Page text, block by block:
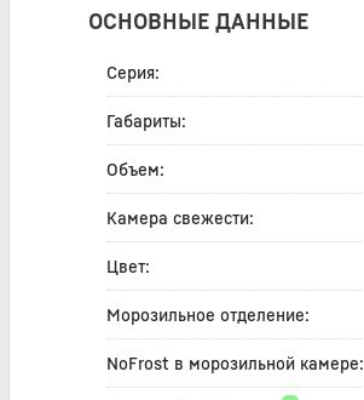
ОСНОВНЫЕ ДАННЫЕ
Серия:
Габариты:
Объем:
Камера свежести:
Цвет:
Морозильное отделение:
NoFrost в морозильной камере: